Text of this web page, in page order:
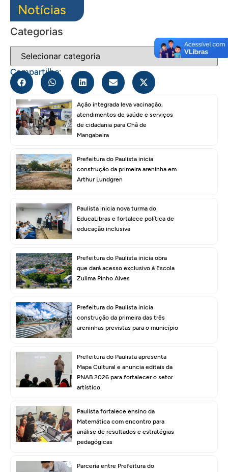
Notícias
Categorias
Compartilhe:
Ação integrada leva vacinação,
atendimentos de saúde e serviços
de cidadania para Chã de
Mangabeira
Prefeitura do Paulista inicia
construção da primeira areninha em
Arthur Lundgren
Paulista inicia nova turma do
EducaLibras e fortalece política de
educação inclusiva
Prefeitura do Paulista inicia obra
que dará acesso exclusivo à Escola
Zulima Pinho Alves
Prefeitura do Paulista inicia
construção da primeira das três
areninhas previstas para o município
Prefeitura do Paulista apresenta
Mapa Cultural e anuncia editais da
PNAB 2026 para fortalecer o setor
artístico
Paulista fortalece ensino da
Matemática com encontro para
análise de resultados e estratégias
pedagógicas
Parceria entre Prefeitura do